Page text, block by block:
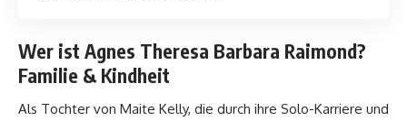
Wer ist Agnes Theresa Barbara Raimond?
Familie & Kindheit
Als Tochter von Maite Kelly, die durch ihre Solo-Karriere und